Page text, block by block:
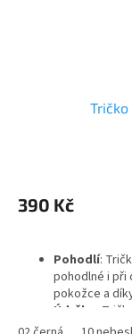
produktu
je
hvězdiček.
390 Kč
Pohodlí:
pohodlné i při
pokožce a
Údržba
:
°C, aby se